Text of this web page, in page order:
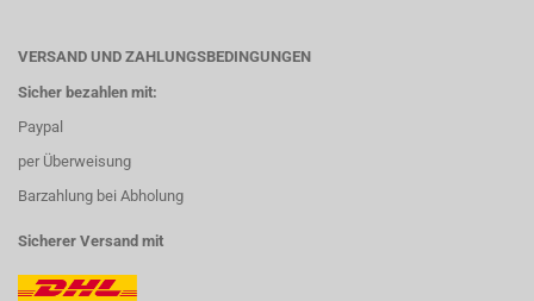
VERSAND UND ZAHLUNGSBEDINGUNGEN
Sicher bezahlen mit:
Paypal
per Überweisung
Barzahlung bei Abholung
Sicherer Versand mit